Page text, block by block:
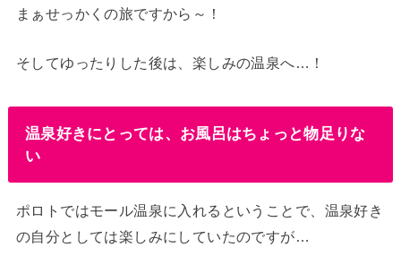
まぁせっかくの旅ですから～！
そしてゆったりした後は、楽しみの温泉へ…！
温泉好きにとっては、お風呂はちょっと物足りな
い
ポロトではモール温泉に入れるということで、温泉好き
の自分としては楽しみにしていたのですが…